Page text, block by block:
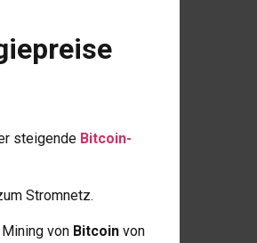
steigende Bitcoin-
Stromnetz.
von Bitcoin von